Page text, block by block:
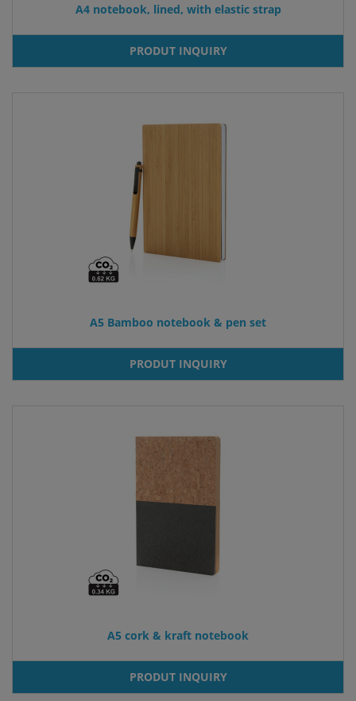
A4 notebook, lined, with elastic strap
PRODUT INQUIRY
A5 Bamboo notebook & pen set
PRODUT INQUIRY
A5 cork & kraft notebook
PRODUT INQUIRY